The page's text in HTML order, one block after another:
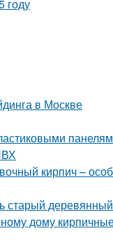
году
в Москве
кирпич –
старый
дому